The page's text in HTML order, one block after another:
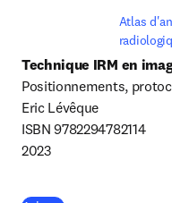
Atlas
Positionnements,
Eric Lévêque
ISBN 9782294782114
2023